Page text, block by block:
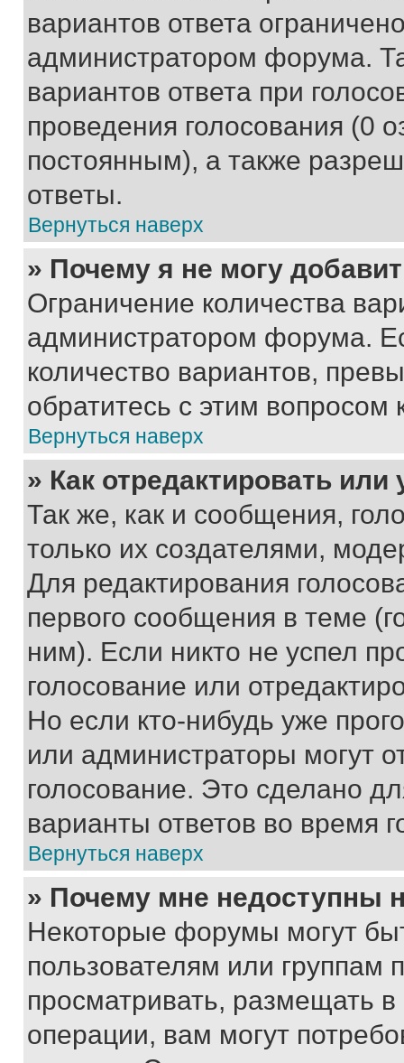
вариантов ответа
администратором форума.
вариантов ответа при
проведения голосования (0
постоянным), а также
ответы.
Вернуться наверх
» Почему я не могу
Ограничение количества
администратором форума.
количество вариантов,
обратитесь с этим вопросом
Вернуться наверх
» Как отредактировать
Так же, как и сообщения,
только их создателями,
Для редактирования
первого сообщения в теме
ним). Если никто не успел
голосование или
Но если кто-нибудь уже
или администраторы могут
голосование. Это сделано
варианты ответов во время
Вернуться наверх
» Почему мне недоступны
Некоторые форумы могут
пользователям или группам
просматривать, размещать
операции, вам могут